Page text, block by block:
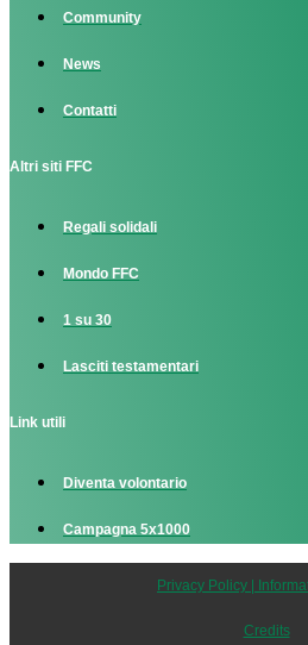
Community
News
Contatti
Altri siti FFC
Regali solidali
Mondo FFC
1 su 30
Lasciti testamentari
Link utili
Diventa volontario
Campagna 5x1000
Privacy Policy |
Credits